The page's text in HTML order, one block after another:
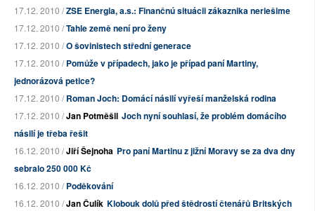
17.12. 2010 /ZSE Energia, a.s.: Finančnú situácii zákaznika neriešime
17.12. 2010 /Tahle země není pro ženy
17.12. 2010 /O šovinistech střední generace
17.12. 2010 /Pomůže v případech, jako je případ paní Martiny,
jednorázová petice?
17.12. 2010 /Roman Joch: Domácí násilí vyřeší manželská rodina
17.12. 2010 /Jan Potměšil Joch nyní souhlasí, že problém domácího
násilí je třeba řešit
16.12. 2010 /Jiří Šejnoha Pro paní Martinu z jižní Moravy se za dva dny
sebralo 250 000 Kč
16.12. 2010 /Poděkování
16.12. 2010 /Jan Čulík Klobouk dolů před štědrostí čtenářů Britských